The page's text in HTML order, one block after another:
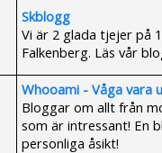
Skblogg
Vi är 2 glada tjejer på
Falkenberg. Läs vår
Whooami - Våga vara
Bloggar om allt från
som är intressant! En
personliga åsikt!